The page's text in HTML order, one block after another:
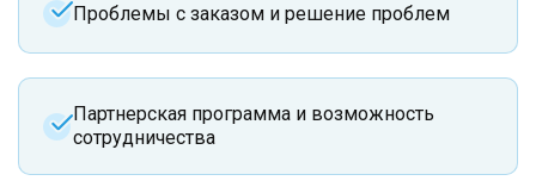
Проблемы с заказом и решение проблем
Партнерская программа и возможность
сотрудничества